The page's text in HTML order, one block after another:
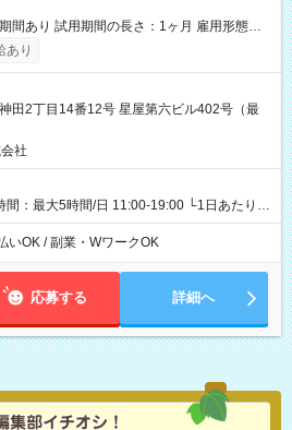
間あり 試用期間の長さ：1ヶ月 雇用形態、
じです。
あり
田2丁目14番12号 星屋第六ビル402号（最
社
間：最大5時間/日 11:00-19:00 └1日あたりの
└上記の時間帯内であれば、いつでも勤務可
の中で、お好きな曜日でご勤務いただけま
うに、自由な働き方が可能なお仕事です！
いOK / 副業・WワークOK
応募する 詳細へ